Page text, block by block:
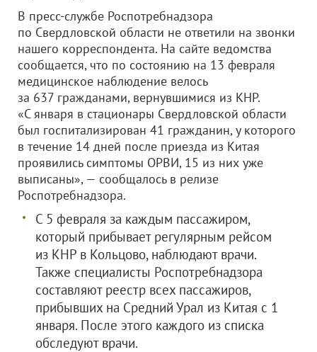
В пресс-службе Роспотребнадзора
по Свердловской области не ответили на звонки
нашего корреспондента. На сайте ведомства
сообщается, что по состоянию на 13 февраля
медицинское наблюдение велось
за 637 гражданами, вернувшимися из КНР.
«С января в стационары Свердловской области
был госпитализирован 41 гражданин, у которого
в течение 14 дней после приезда из Китая
проявились симптомы ОРВИ, 15 из них уже
выписаны», — сообщалось в релизе
Роспотребнадзора.
С 5 февраля за каждым пассажиром,
который прибывает регулярным рейсом
из КНР в Кольцово, наблюдают врачи.
Также специалисты Роспотребнадзора
составляют реестр всех пассажиров,
прибывших на Средний Урал из Китая с 1
января. После этого каждого из списка
обследуют врачи.